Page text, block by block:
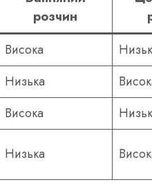
розчин
Висока
Низька
Висока
Низька